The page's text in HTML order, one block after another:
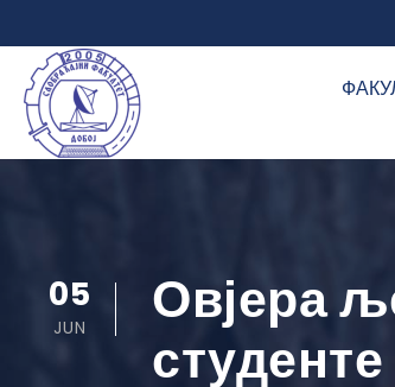
05
JUN
Овјера